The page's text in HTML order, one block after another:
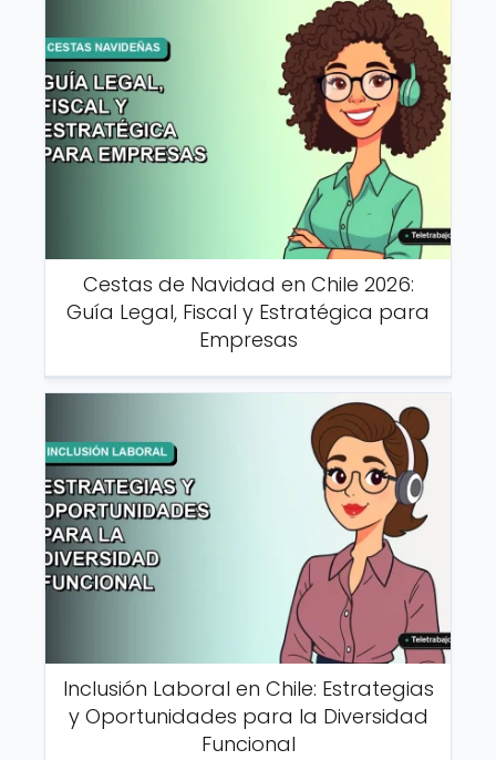
Cestas de Navidad en Chile 2026:
Guía Legal, Fiscal y Estratégica para
Empresas
Inclusión Laboral en Chile: Estrategias
y Oportunidades para la Diversidad
Funcional